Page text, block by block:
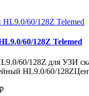
60/128Z Telemed
60/128Z для УЗИ
HL9.0/60/